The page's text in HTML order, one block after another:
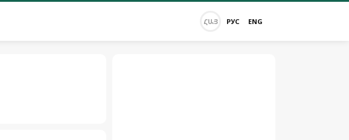
ՀԱՅ РУС ENG